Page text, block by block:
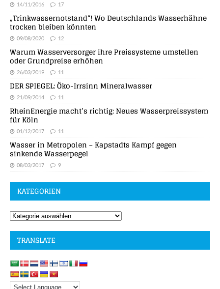
14/11/2016 17
„Trinkwassernotstand“! Wo Deutschlands Wasserhähne
trocken bleiben könnten
09/08/2020 12
Warum Wasserversorger ihre Preissysteme umstellen
oder Grundpreise erhöhen
26/03/2019 11
DER SPIEGEL: Öko-Irrsinn Mineralwasser
21/09/2014 11
RheinEnergie macht’s richtig: Neues Wasserpreissystem
für Köln
01/12/2017 11
Wasser in Metropolen – Kapstadts Kampf gegen
sinkende Wasserpegel
08/03/2017 9
KATEGORIEN
TRANSLATE